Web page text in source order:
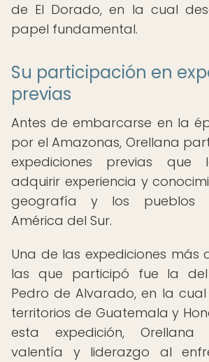
de El Dorado, en la cual
papel fundamental.
Su participación en
previas
Antes de embarcarse en la
por el Amazonas, Orellana
expediciones previas que
adquirir experiencia y
geografía y los pueblos
América del Sur.
Una de las expediciones más
las que participó fue la del
Pedro de Alvarado, en la
territorios de Guatemala y
esta expedición, Orellana
valentía y liderazgo al